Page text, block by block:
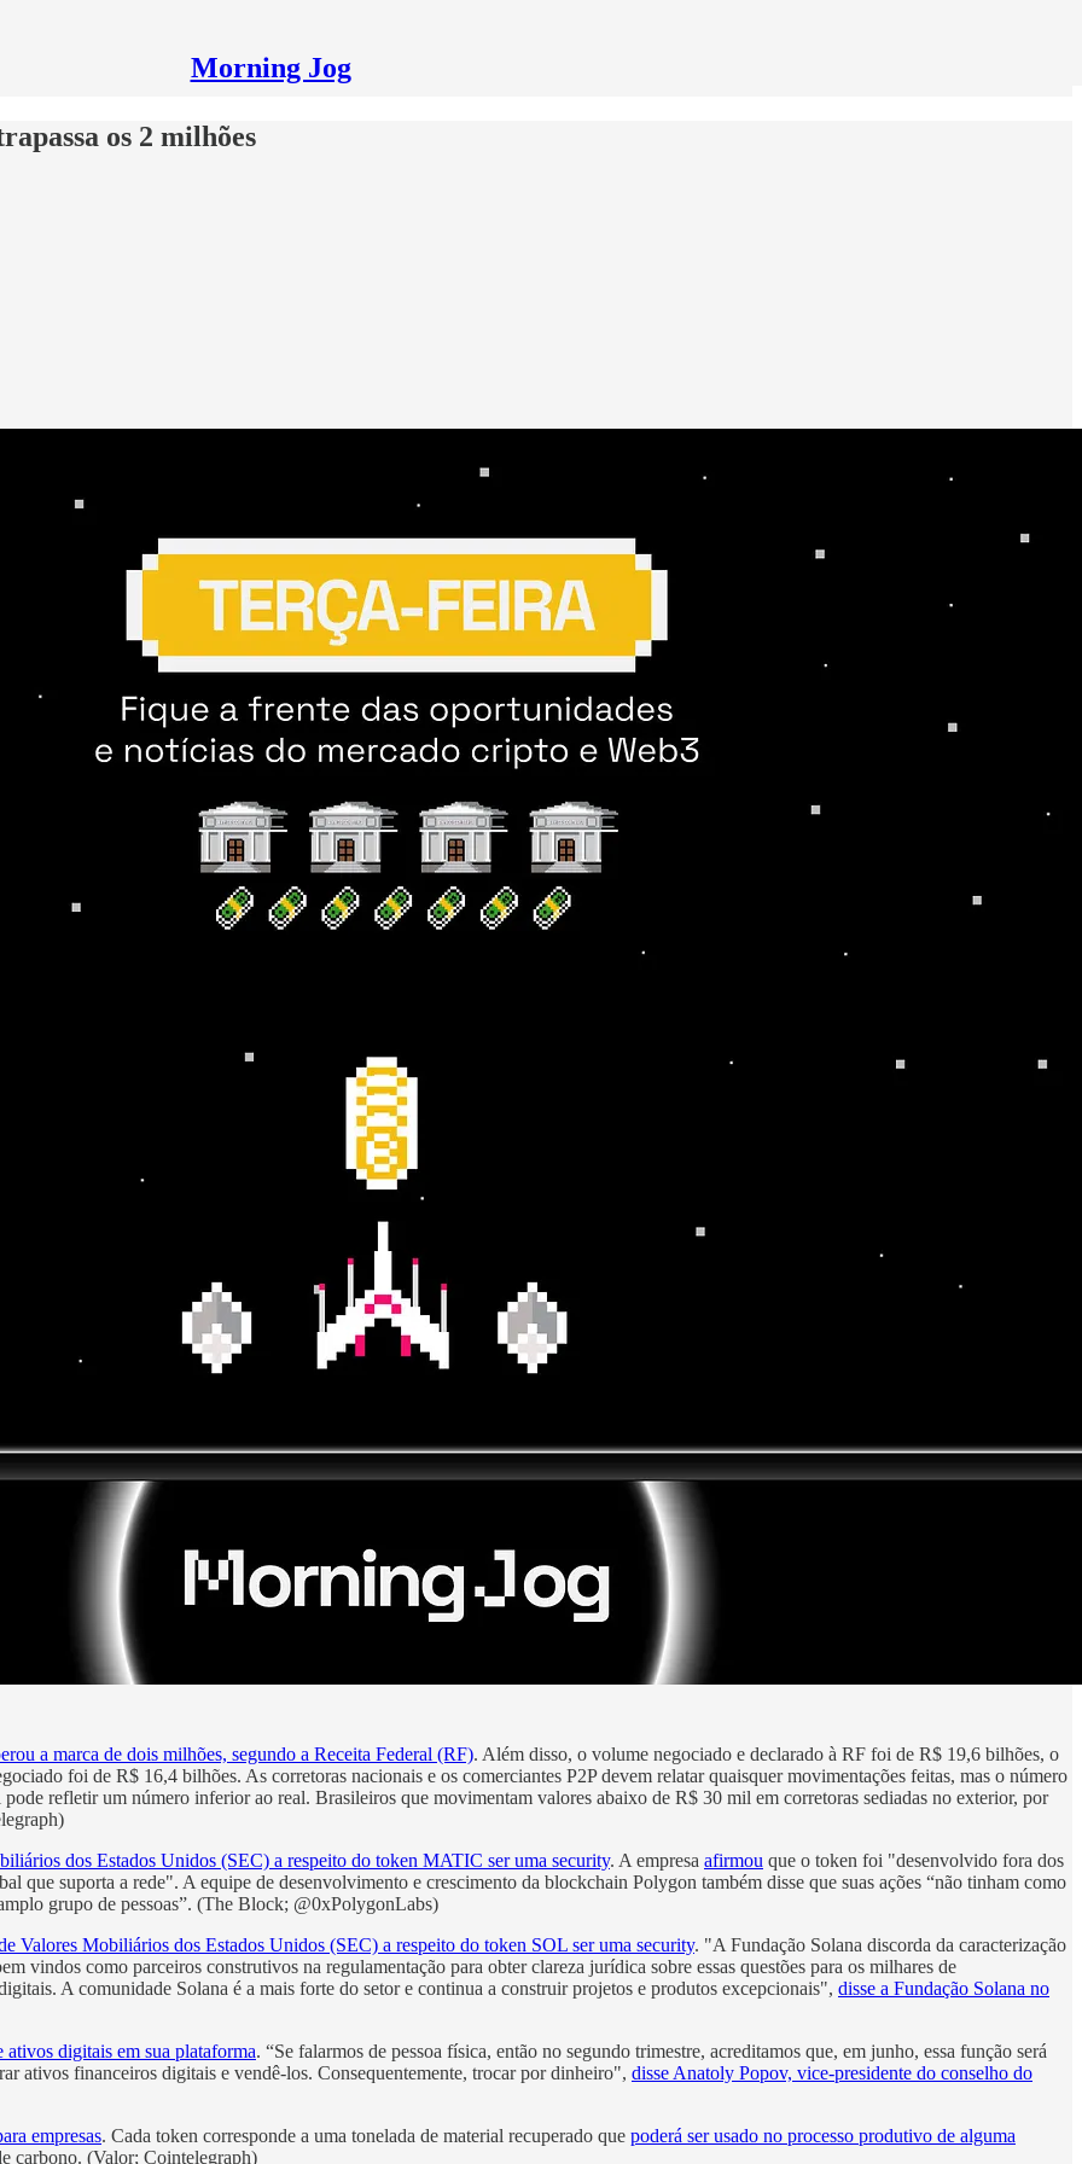
Morning Jog
os 2 milhões
a marca de dois milhões, segundo a Receita Federal (RF). Além disso, o volume negociado e declarado à RF foi de R$ 19,6 bilhões, o
foi de R$ 16,4 bilhões. As corretoras nacionais e os comerciantes P2P devem relatar quaisquer movimentações feitas, mas o número
refletir um número inferior ao real. Brasileiros que movimentam valores abaixo de R$ 30 mil em corretoras sediadas no exterior, por
dos Estados Unidos (SEC) a respeito do token MATIC ser uma security. A empresa afirmou que o token foi "desenvolvido fora dos
suporta a rede". A equipe de desenvolvimento e crescimento da blockchain Polygon também disse que suas ações “não tinham como
grupo de pessoas”. (The Block; @0xPolygonLabs)
Valores Mobiliários dos Estados Unidos (SEC) a respeito do token SOL ser uma security. "A Fundação Solana discorda da caracterização
vindos como parceiros construtivos na regulamentação para obter clareza jurídica sobre essas questões para os milhares de
A comunidade Solana é a mais forte do setor e continua a construir projetos e produtos excepcionais", disse a Fundação Solana no
digitais em sua plataforma. “Se falarmos de pessoa física, então no segundo trimestre, acreditamos que, em junho, essa função será
ativos financeiros digitais e vendê-los. Consequentemente, trocar por dinheiro", disse Anatoly Popov, vice-presidente do conselho do
empresas. Cada token corresponde a uma tonelada de material recuperado que poderá ser usado no processo produtivo de alguma
carbono. (Valor; Cointelegraph)